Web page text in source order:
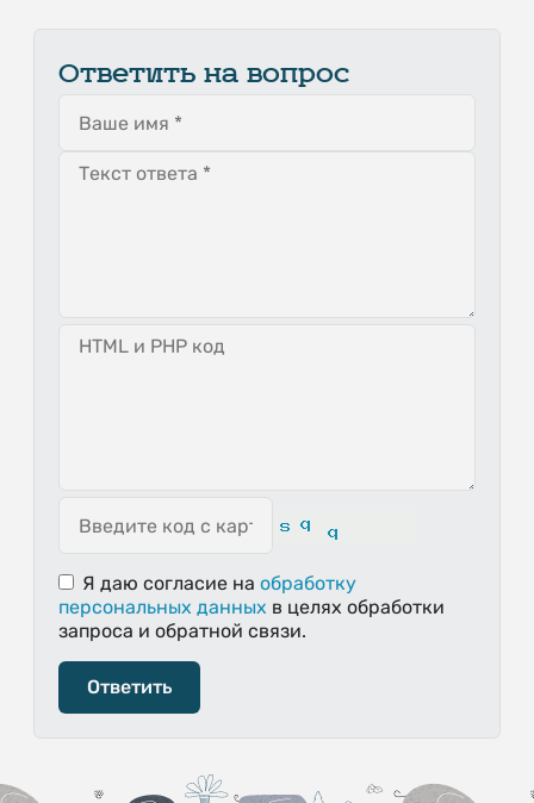
Ответить на вопрос
Я даю согласиена обработку
персональных данных в целях обработки
запроса и обратной связи.
Ответить